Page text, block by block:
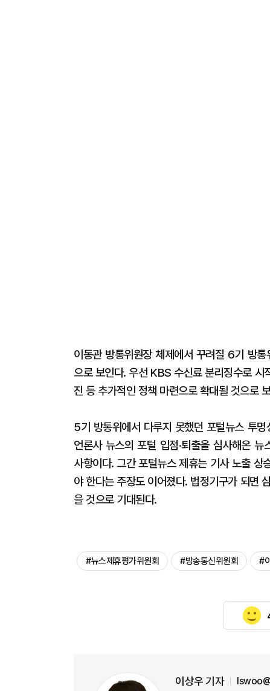
이동관 방통위원장 체제에서 꾸려질 6기 방
으로 보인다. 우선 KBS 수신료 분리징수로 시
진 등 추가적인 정책 마련으로 확대될 것으로
5기 방통위에서 다루지 못했던 포털뉴스 투
언론사 뉴스의 포털 입점·퇴출을 심사해온
사항이다. 그간 포털뉴스 제휴는 기사 노출 상
야 한다는 주장도 이어졌다. 법정기구가 되면
을 것으로 기대된다.
#뉴스제휴평가위원회 #방송통신위원회 #
이상우 기자